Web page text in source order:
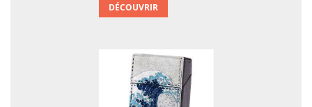
DÉCOUVRIR